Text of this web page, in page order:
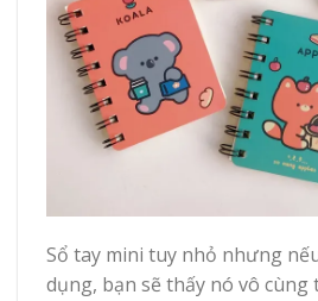
Sổ tay mini tuy nhỏ nhưng
dụng, bạn sẽ thấy nó vô cùng